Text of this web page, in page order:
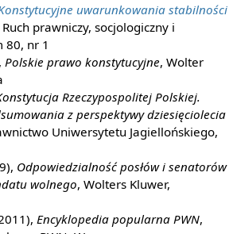
uwarunkowania stabilności
Ruch prawniczy, socjologiczny i
80, nr 1
Polskie prawo konstytucyjne, Wolter
Rzeczypospolitej Polskiej.
z perspektywy dziesięciolecia
Uniwersytetu Jagiellońskiego,
Odpowiedzialność posłów i senatorów
wolnego, Wolters Kluwer,
Encyklopedia popularna PWN,